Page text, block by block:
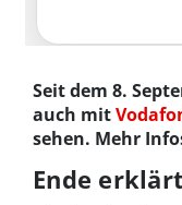
Seit dem 8.
auch mit
sehen. Mehr
Ende